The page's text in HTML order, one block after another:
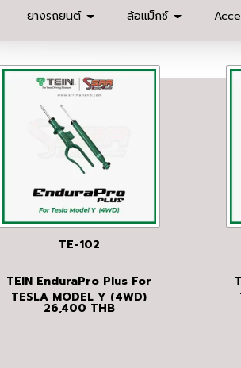
ยางรถยนต์ ล้อแม็กซ์
TE-102
TEIN EnduraPro Plus For
TESLA MODEL Y (4WD)
26,400 THB